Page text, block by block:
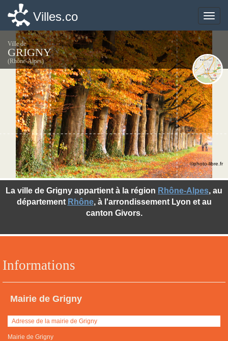
Toggle
Villes.co
Ville de
GRIGNY
(Rhône-Alpes)
Informations
Mairie de Grigny
Adresse de la mairie de Grigny
Mairie de Grigny
La ville de Grigny appartient à la région Rhône-Alpes, au
département Rhône, à l'arrondissement Lyon et au
canton Givors.
©photo-libre.fr
Toggle
Villes.co